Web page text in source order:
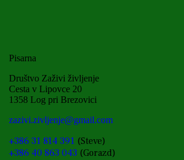
Pisarna
Društvo Zaživi življenje
Cesta v Lipovce 20
1358 Log pri Brezovici
zazivi.zivljenje@gmail.com
+386 31 814 391 (Steve)
+386 40 863 043 (Gorazd)